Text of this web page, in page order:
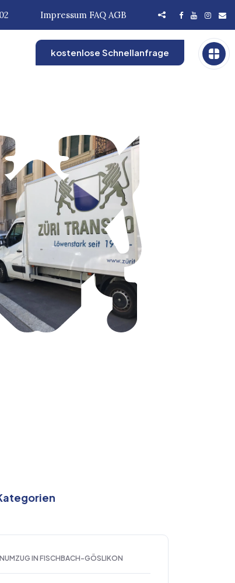
Impressum FAQ AGB
kostenlose Schnellanfrage
IN FISCHBACH-GÖSLIKON